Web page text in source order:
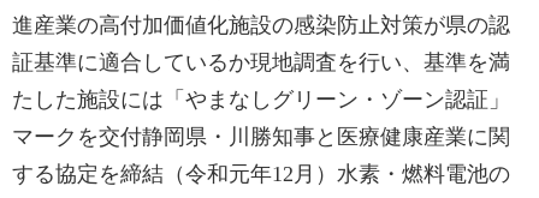
進産業の高付加価値化施設の感染防止対策が県の認
証基準に適合しているか現地調査を行い、基準を満
たした施設には「やまなしグリーン・ゾーン認証」
マークを交付静岡県・川勝知事と医療健康産業に関
する協定を締結（令和元年12月）水素・燃料電池の